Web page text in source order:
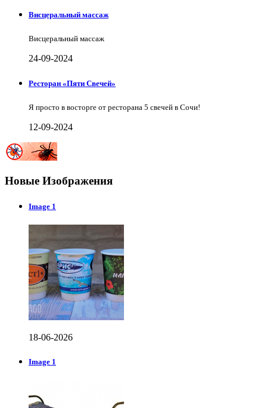
Висцеральный массаж
Висцеральный массаж
24-09-2024
Ресторан «Пяти Свечей»
Я просто в восторге от ресторана 5 свечей в Сочи!
12-09-2024
Новые Изображения
Image 1
18-06-2026
Image 1